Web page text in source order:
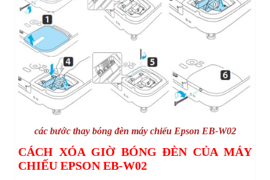
các bước thay bóng đèn máy chiếu Epson EB-W02
CÁCH XÓA GIỜ BÓNG ĐÈN CỦA MÁY
CHIẾU EPSON EB-W02